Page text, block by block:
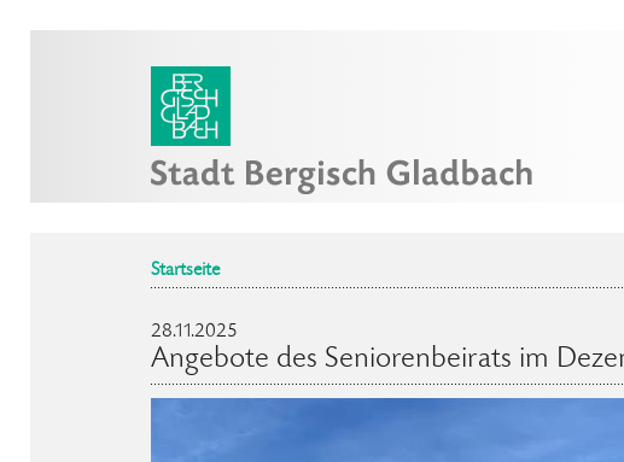
Startseite
28.11.2025
Angebote des Seniorenbeirats im